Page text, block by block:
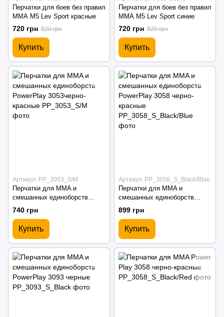
Перчатки для боев без правил
ММА М5 Lev Sport красные
720 грн 820 грн
Купить
Перчатки для боев без правил
ММА М5 Lev Sport синие
720 грн 820 грн
Купить
Артикул: PP_3053_S/M
Перчатки для MMA и
смешанных единоборств
PowerPlay 3053черно-красные
740 грн
Купить
Артикул: PP_3058_S_Black/Blue
Перчатки для MMA и
смешанных единоборств
PowerPlay 3058 черно-
красные
899 грн
Купить